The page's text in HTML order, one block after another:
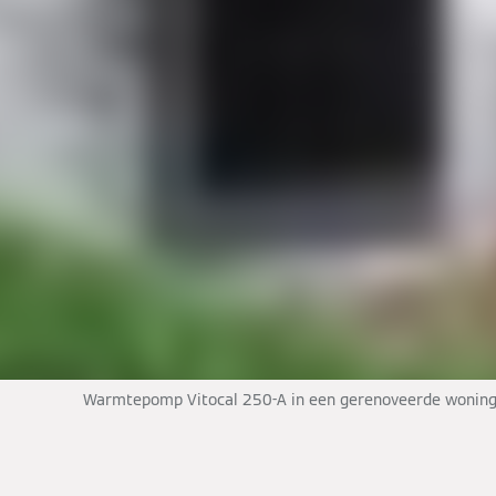
Warmtepomp Vitocal 250-A in een gerenoveerde woning